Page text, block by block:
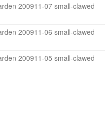
200911-07 small-clawed
200911-06 small-clawed
200911-05 small-clawed